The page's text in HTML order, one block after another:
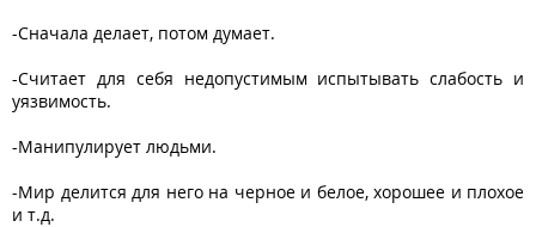
-Сначала делает, потом думает.
-Считает для себя недопустимым испытывать слабость и
уязвимость.
-Манипулирует людьми.
-Мир делится для него на черное и белое, хорошее и плохое
и т.д.